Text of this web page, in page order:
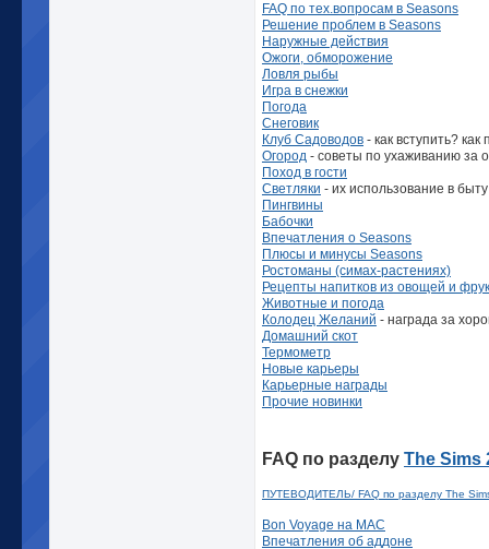
FAQ по тех.вопросам в Seasons
Решение проблем в Seasons
Наружные действия
Ожоги, обморожение
Ловля рыбы
Игра в снежки
Погода
Снеговик
Клуб Садоводов - как вступить?
Огород - советы по ухаживанию за
Поход в гости
Светляки - их использование в быту
Пингвины
Бабочки
Впечатления о Seasons
Плюсы и минусы Seasons
Ростоманы (симах-растениях)
Рецепты напитков из овощей и
Животные и погода
Колодец Желаний - награда за
Домашний скот
Термометр
Новые карьеры
Карьерные награды
Прочие новинки
FAQ по разделу The Sims
ПУТЕВОДИТЕЛЬ/ FAQ по разделу The
Bon Voyage на MAC
Впечатления об аддоне